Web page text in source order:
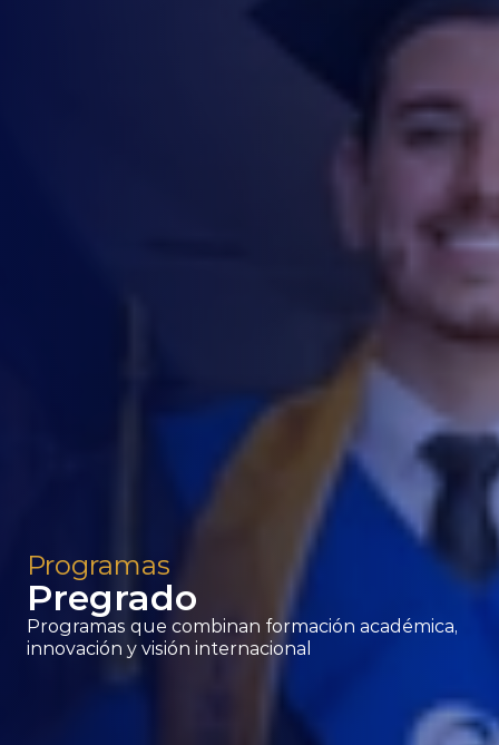
Programas
Pregrado
Programas que combinan formación académica,
innovación y visión internacional